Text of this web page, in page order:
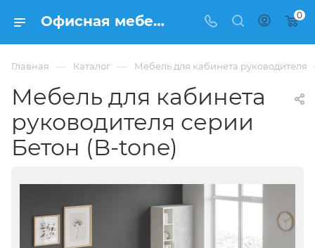
Офисная мебель для кабинета руководителя серии Бетон (B-tone) по цене от 198740 руб (за стол 2000 мм + тумба) - интернет-магазин ФРАНКОМ 0
Главная — Каталог — Мебель для кабинета руководителя
Мебель для кабинета
руководителя серии
Бетон (B-tone)